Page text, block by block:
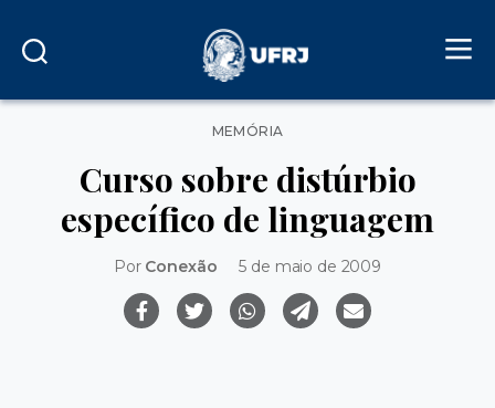
Categorias
MEMÓRIA
Curso sobre distúrbio
específico de linguagem
Por Conexão 5 de maio de 2009